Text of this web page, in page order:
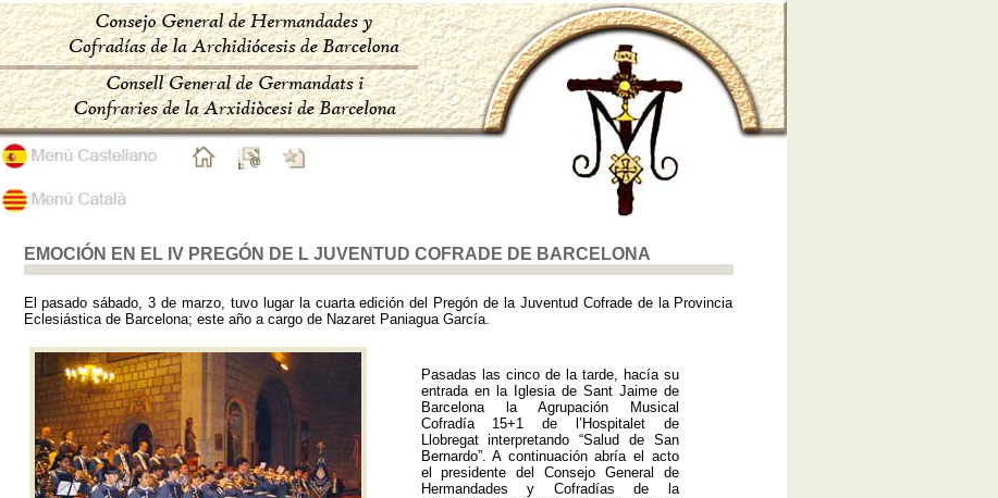
EMOCIÓN EN EL IV PREGÓN DE L JUVENTUD COFRADE DE BARCELONA
El pasado sábado, 3 de marzo, tuvo lugar la cuarta edición del Pregón de la Juventud Cofrade de la Provincia
Eclesiástica de Barcelona; este año a cargo de Nazaret Paniagua García.
Pasadas las cinco de la tarde, hacía su
entrada en la Iglesia de Sant Jaime de
Barcelona la Agrupación Musical
Cofradía 15+1 de l’Hospitalet de
Llobregat interpretando “Salud de San
Bernardo”. A continuación abría el acto
el presidente del Consejo General de
Hermandades y Cofradías de la